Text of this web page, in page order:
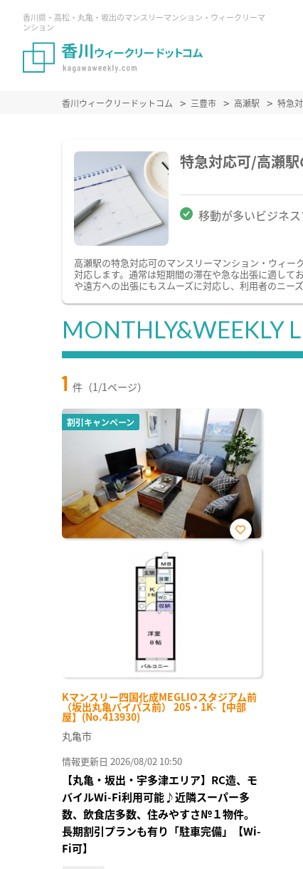
香川県・高松・丸亀・坂出のマンスリーマンション・ウィークリーマ
ンション
香川ウィークリードットコム 三豊市 高瀬駅 特急
特急対応可/高瀬
移動が多いビジネ
高瀬駅の特急対応可のマンスリーマンション・ウィ
対応します。通常は短期間の滞在や急な出張に適して
や遠方への出張にもスムーズに対応し、利用者のニー
MONTHLY&WEEKLY
1 件（1/1ページ）
割引キャンペーン
Kマンスリー四国化成MEGLIOスタジアム前
（坂出丸亀バイパス前） 205・1K-【中部
屋】(No.413930)
お気
丸亀市
情報更新日 2026/08/02 10:50
【丸亀・坂出・宇多津エリア】RC造、モ
バイルWi-Fi利用可能♪近隣スーパー多
数、飲食店多数、住みやすさ№１物件。
長期割引プランも有り「駐車完備」【Wi-
Fi可】